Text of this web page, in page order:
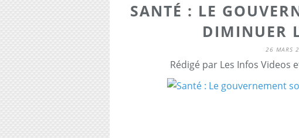
SANTÉ : LE
DIMINUER
26 MARS
Rédigé par Les Infos Videos